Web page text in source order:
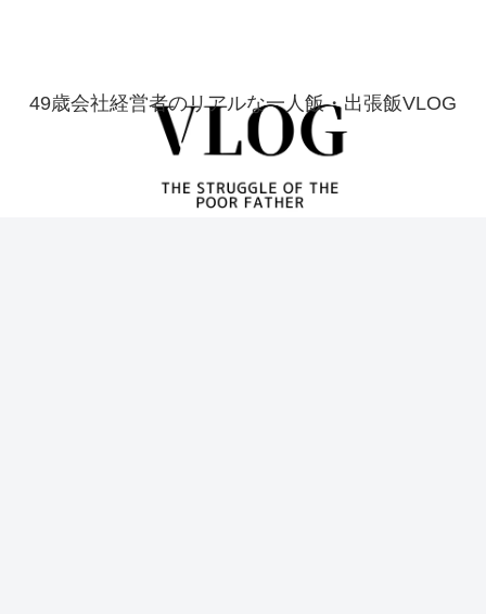
49歳会社経営者のリアルな一人飯・出張飯VLOG